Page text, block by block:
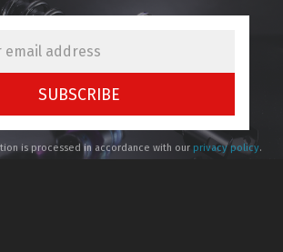
SUBSCRIBE
is processed in accordance with our privacy policy.